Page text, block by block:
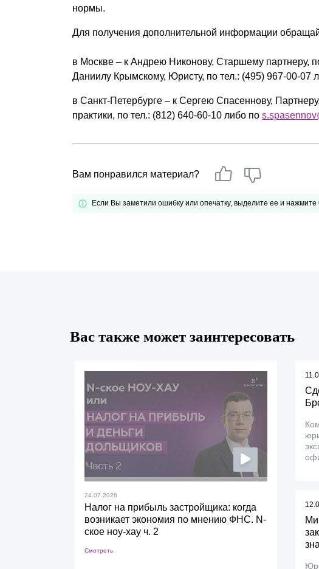
нормы.
Для получения дополнительной информации
в Москве – к Андрею Никонову, Старшему партнеру,
Даниилу Крымскому, Юристу, по тел.: (495) 967-00-07
в Санкт-Петербурге – к Сергею Спасеннову,
практики, по тел.: (812) 640-60-10 либо по
Вам понравился материал?
Если Вы заметили ошибку или опечатку, выделите ее и нажмите
Вас также может заинтересовать
24.07.2026
Налог на прибыль застройщика: когда
возникает экономия по мнению ФНС. N-
ское ноу-хау ч. 2
Смотреть